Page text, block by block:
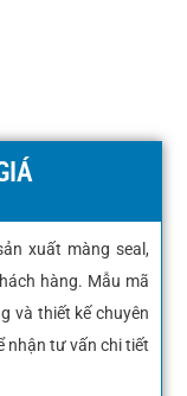
xuất màng seal,
hàng. Mẫu mã
và thiết kế chuyên
nhận tư vấn chi tiết